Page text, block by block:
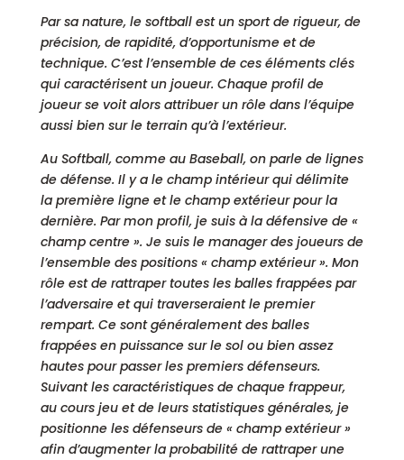
Par sa nature, le softball est un sport de rigueur, de
précision, de rapidité, d’opportunisme et de
technique. C’est l’ensemble de ces éléments clés
qui caractérisent un joueur. Chaque profil de
joueur se voit alors attribuer un rôle dans l’équipe
aussi bien sur le terrain qu’à l’extérieur.
Au Softball, comme au Baseball, on parle de lignes
de défense. Il y a le champ intérieur qui délimite
la première ligne et le champ extérieur pour la
dernière. Par mon profil, je suis à la défensive de «
champ centre ». Je suis le manager des joueurs de
l’ensemble des positions « champ extérieur ». Mon
rôle est de rattraper toutes les balles frappées par
l’adversaire et qui traverseraient le premier
rempart. Ce sont généralement des balles
frappées en puissance sur le sol ou bien assez
hautes pour passer les premiers défenseurs.
Suivant les caractéristiques de chaque frappeur,
au cours jeu et de leurs statistiques générales, je
positionne les défenseurs de « champ extérieur »
afin d’augmenter la probabilité de rattraper une